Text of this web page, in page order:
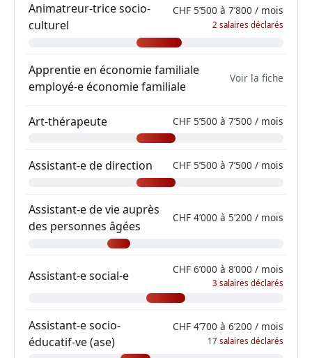
Animatreur-trice socio-
culturel
CHF 5’500 à 7’800 / mois
2 salaires déclarés
Apprentie en économie familiale
employé-e économie familiale
Voir la fiche
Art-thérapeute CHF 5’500 à 7’500 / mois
Assistant-e de direction CHF 5’500 à 7’500 / mois
Assistant-e de vie auprès
des personnes âgées
CHF 4’000 à 5’200 / mois
Assistant-e social-e CHF 6’000 à 8’000 / mois
3 salaires déclarés
Assistant-e socio-
éducatif-ve (ase)
CHF 4’700 à 6’200 / mois
17 salaires déclarés